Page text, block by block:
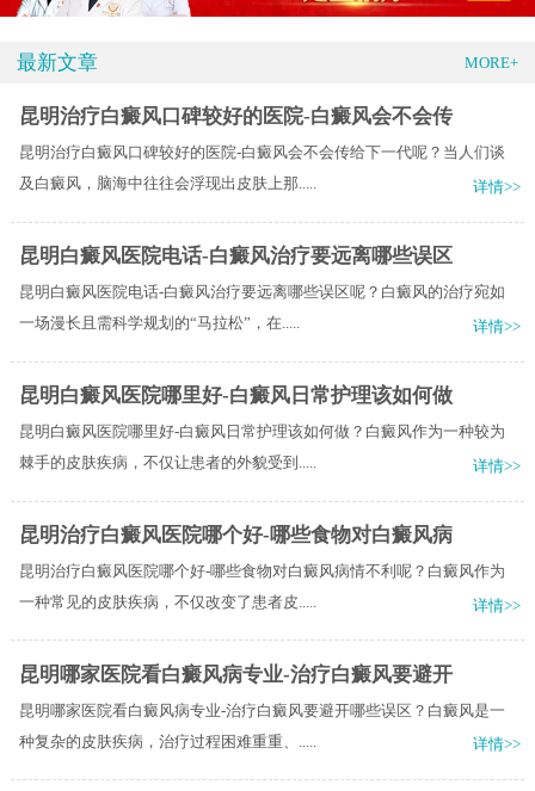
最新文章 MORE+
昆明治疗白癜风口碑较好的医院-白癜风会不会传
昆明治疗白癜风口碑较好的医院-白癜风会不会传给下一代呢？当人们谈
及白癜风，脑海中往往会浮现出皮肤上那.....
详情>>
昆明白癜风医院电话-白癜风治疗要远离哪些误区
昆明白癜风医院电话-白癜风治疗要远离哪些误区呢？白癜风的治疗宛如
一场漫长且需科学规划的“马拉松”，在.....
详情>>
昆明白癜风医院哪里好-白癜风日常护理该如何做
昆明白癜风医院哪里好-白癜风日常护理该如何做？白癜风作为一种较为
棘手的皮肤疾病，不仅让患者的外貌受到.....
详情>>
昆明治疗白癜风医院哪个好-哪些食物对白癜风病
昆明治疗白癜风医院哪个好-哪些食物对白癜风病情不利呢？白癜风作为
一种常见的皮肤疾病，不仅改变了患者皮.....
详情>>
昆明哪家医院看白癜风病专业-治疗白癜风要避开
昆明哪家医院看白癜风病专业-治疗白癜风要避开哪些误区？白癜风是一
种复杂的皮肤疾病，治疗过程困难重重、.....
详情>>